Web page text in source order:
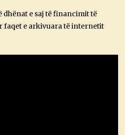
dhënat e saj të financimit të
faqet e arkivuara të internetit